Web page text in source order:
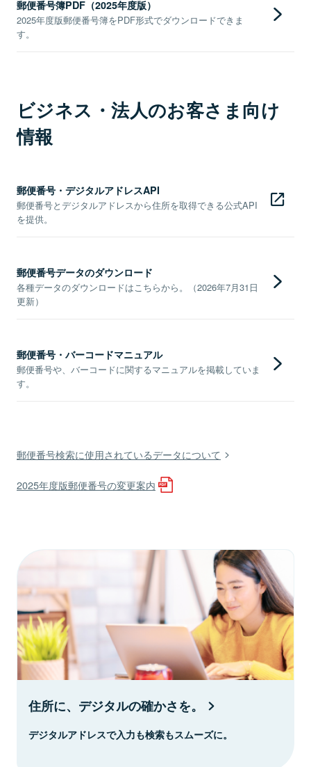
郵便番号簿PDF（2025年度版）
2025年度版郵便番号簿をPDF形式でダウンロードできま
す。
ビジネス・法人のお客さま向け
情報
郵便番号・デジタルアドレスAPI
郵便番号とデジタルアドレスから住所を取得できる公式API
を提供。
郵便番号データのダウンロード
各種データのダウンロードはこちらから。（2026年7月31日
更新）
郵便番号・バーコードマニュアル
郵便番号や、バーコードに関するマニュアルを掲載していま
す。
郵便番号検索に使用されているデータについて
2025年度版郵便番号の変更案内
住所に、デジタルの確かさを。
デジタルアドレスで入力も検索もスムーズに。